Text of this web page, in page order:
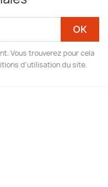
Vous trouverez pour cela
d'utilisation du site.